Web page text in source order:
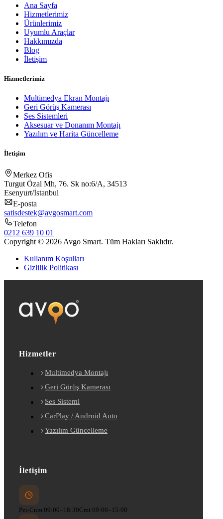
Ana Sayfa
Hizmetlerimiz
Ürünlerimiz
Uyumlu Araçlar
Hakkımızda
Blog
İletişim
Hizmetlerimiz
Multimedya Ekran Montajı
Geri Görüş Kamerası
Ses Sistemleri
Aksesuar ve Donanım Montajı
Yazılım ve Harita Güncelleme
İletişim
Merkez Ofis
Turgut Özal Mh, 76. Sk no:6/A, 34513
Esenyurt/İstanbul
E-posta
satisdestek@avgosmart.com
Telefon
0212 639 10 01
Copyright © 2026 Avgo Smart. Tüm Hakları Saklıdır.
Kullanım Koşulları
Gizlilik Politikası
Hizmetler
Multimedya Montajı
Geri Görüş Kamerası
Ses Sistemi
CarPlay / Android Auto
Yazılım Güncelleme
İletişim
Pzt-Cum 09:00–18:30Cmt 09:00–15:00